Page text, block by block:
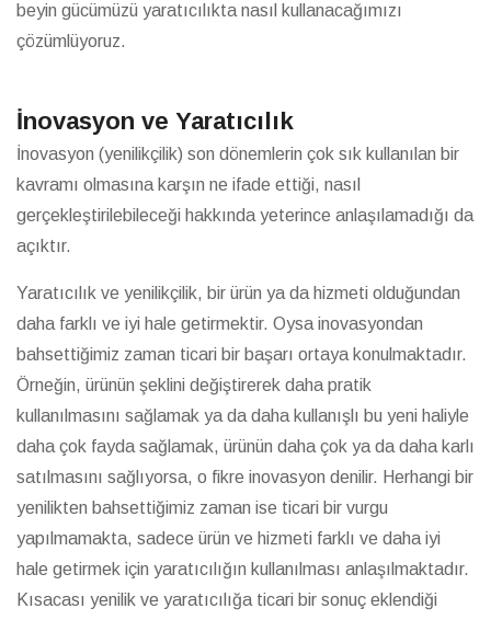
beyin gücümüzü yaratıcılıkta nasıl kullanacağımızı
çözümlüyoruz.
İnovasyon ve Yaratıcılık
İnovasyon (yenilikçilik) son dönemlerin çok sık kullanılan bir
kavramı olmasına karşın ne ifade ettiği, nasıl
gerçekleştirilebileceği hakkında yeterince anlaşılamadığı da
açıktır.
Yaratıcılık ve yenilikçilik, bir ürün ya da hizmeti olduğundan
daha farklı ve iyi hale getirmektir. Oysa inovasyondan
bahsettiğimiz zaman ticari bir başarı ortaya konulmaktadır.
Örneğin, ürünün şeklini değiştirerek daha pratik
kullanılmasını sağlamak ya da daha kullanışlı bu yeni haliyle
daha çok fayda sağlamak, ürünün daha çok ya da daha karlı
satılmasını sağlıyorsa, o fikre inovasyon denilir. Herhangi bir
yenilikten bahsettiğimiz zaman ise ticari bir vurgu
yapılmamakta, sadece ürün ve hizmeti farklı ve daha iyi
hale getirmek için yaratıcılığın kullanılması anlaşılmaktadır.
Kısacası yenilik ve yaratıcılığa ticari bir sonuç eklendiği